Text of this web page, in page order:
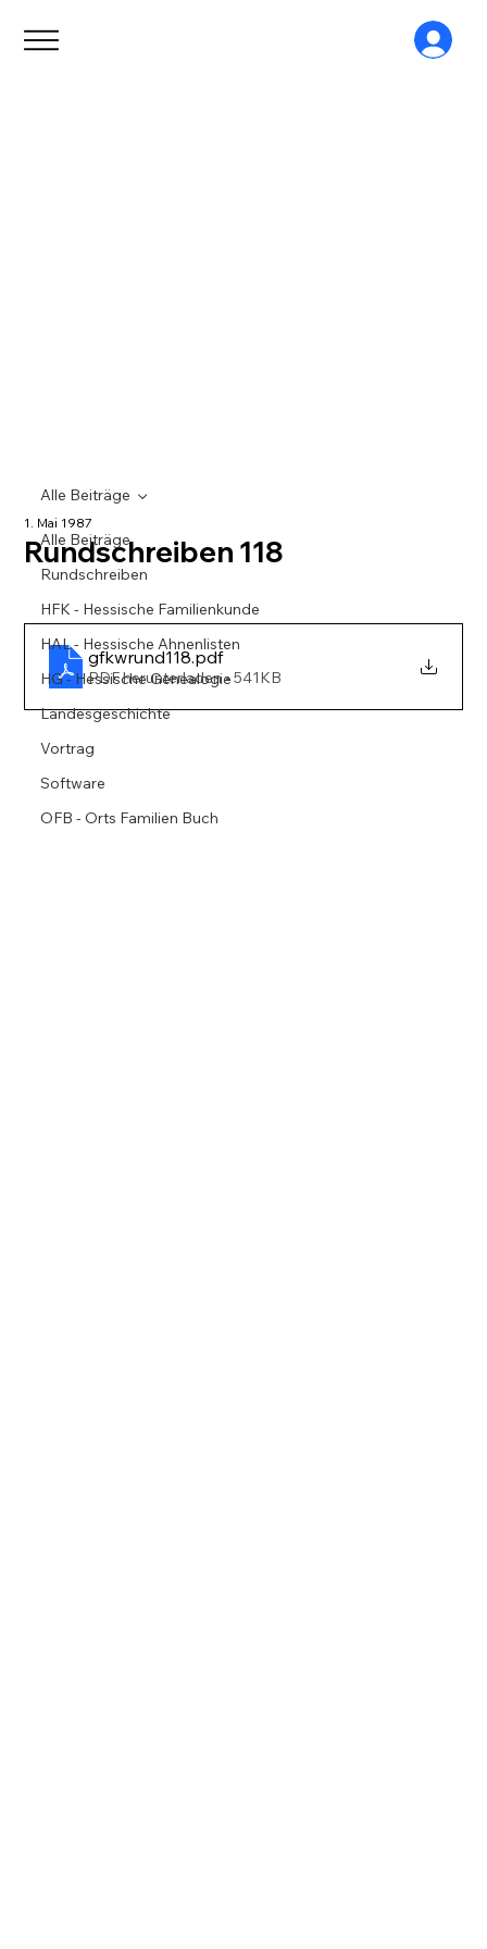
Alle Beiträge
Rundschreiben
HFK - Hessische Familienkunde
HAL - Hessische Ahnenlisten
HG - Hessische Genealogie
Landesgeschichte
Vortrag
Software
OFB - Orts Familien Buch
Alle Beiträge
Rundschreiben 118
1. Mai 1987
gfkwrund118.pdf
PDF herunterladen • 541KB